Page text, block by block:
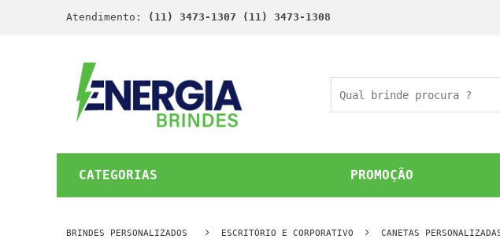
Atendimento: (11) 3473-1307 (11) 3473-1308
CATEGORIAS PROMOÇÃO
BRINDES PERSONALIZADOS ESCRITÓRIO E CORPORATIVO CANETAS